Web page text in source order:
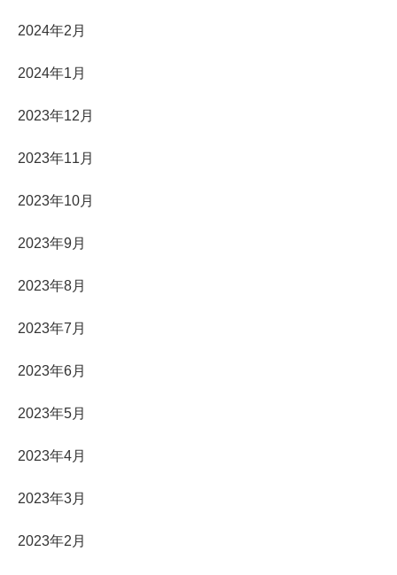
2024年2月
2024年1月
2023年12月
2023年11月
2023年10月
2023年9月
2023年8月
2023年7月
2023年6月
2023年5月
2023年4月
2023年3月
2023年2月